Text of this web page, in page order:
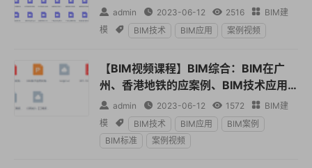
个）（持续更新中……）【VIP1401-00
03】
 admin  2023-06-12  2516  BIM建
模
 BIM技术 BIM应用 案例视频
【BIM视频课程】BIM综合：BIM在广
州、香港地铁的应案例、BIM技术应用
交流、全套标准、方案及课件【VIP140
1-0002】
 admin  2023-06-12  1572  BIM建
模
 BIM技术 BIM应用
BIM案例
BIM标准
案例视频